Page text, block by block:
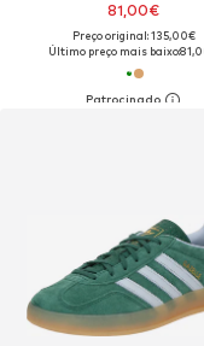
81,00€
Preço original: 135,00€
Último preço mais baixo: